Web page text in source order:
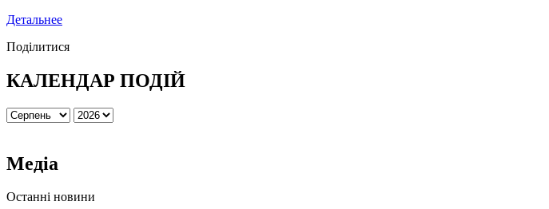
Детальнее
Поділитися
КАЛЕНДАР ПОДІЙ
Медіа
Останні новини